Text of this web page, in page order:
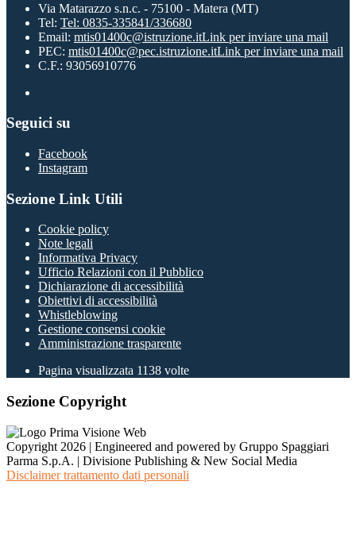
Via Matarazzo s.n.c. - 75100 - Matera (MT)
Tel: Tel: 0835-335841/336680
Email: mtis01400c@istruzione.itLink per inviare una mail
PEC: mtis01400c@pec.istruzione.itLink per inviare una mail
C.F.: 93056910776
Seguici su
Facebook
Instagram
Sezione Link Utili
Cookie policy
Note legali
Informativa Privacy
Ufficio Relazioni con il Pubblico
Dichiarazione di accessibilità
Obiettivi di accessibilità
Whistleblowing
Gestione consensi cookie
Amministrazione trasparente
Pagina visualizzata 1138 volte
Sezione Copyright
Copyright 2026 | Engineered and powered by Gruppo Spaggiari
Parma S.p.A. | Divisione Publishing & New Social Media
Disclaimer trattamento dati personali